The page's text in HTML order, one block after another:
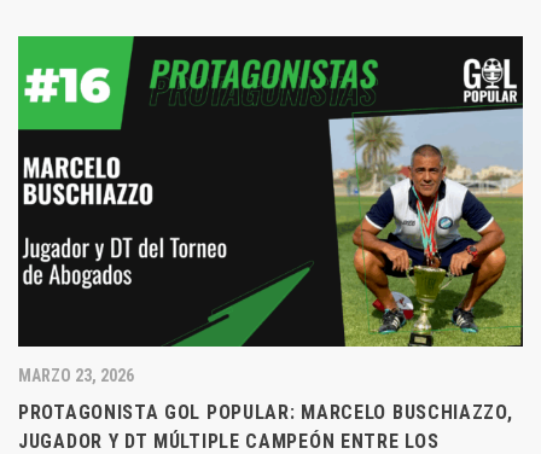
MARZO 23, 2026
PROTAGONISTA GOL POPULAR: MARCELO BUSCHIAZZO,
JUGADOR Y DT MÚLTIPLE CAMPEÓN ENTRE LOS